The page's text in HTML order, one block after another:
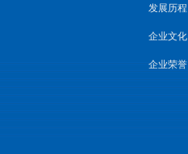
发展历程
企业文化
企业荣誉